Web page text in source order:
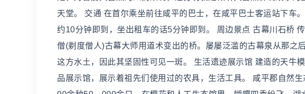
天堂。 交通 在首尔乘坐前往咸平的巴士，在咸平巴士客运站下车
约10分钟即到，坐出租车的话5分钟即到。 周边景点 古幕川石桥
僧(剃度僧人)古幕大师用道术变出的桥。屡屡泛滥的古幕泉从那之
这方水土，因此其坚固性可见一斑。 生活遗迹展示馆 建造的天牛
品展示馆，展示着祖先们使用过的农具，生活工具。 咸平郡自然